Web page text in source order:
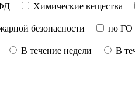
Химические вещества
безопасности по ГО
В течение недели
В